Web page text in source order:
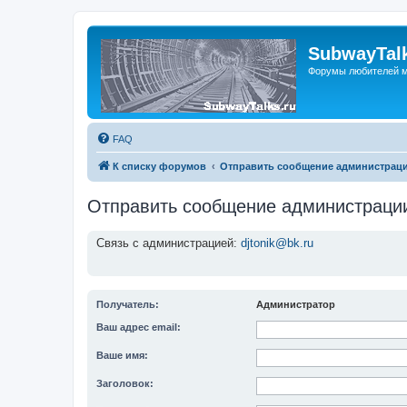
Форумы любителей
FAQ
К списку форумов Отправить сообщение
Отправить сообщение
Связь с администрацией: djtonik@bk.ru
Получатель: Администратор
Ваш адрес email:
Ваше имя:
Заголовок: